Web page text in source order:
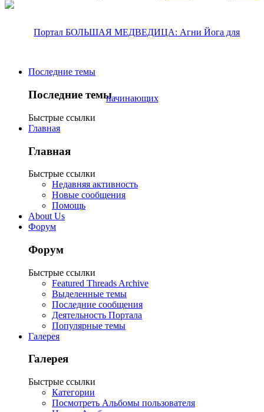
Последние темы
Последние темы
Быстрые ссылки
Главная
Главная
Быстрые ссылки
Недавняя активность
Новые сообщения
Помощь
About Us
Форум
Форум
Быстрые ссылки
Featured Threads Archive
Выделенные темы
Последние сообщения
Деятельность Портала
Популярные темы
Галерея
Галерея
Быстрые ссылки
Категории
Посмотреть Альбомы пользователя